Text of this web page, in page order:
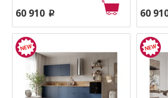
60 910 p 60